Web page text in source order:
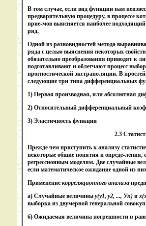
В том случае, если вид функции нам
предварительную процедуру, в процессе
прие-мов выясняется наиболее
ряд.
Одной из разновидностей метода
ряда с целью выяснения некоторых
обязательно преобразования приводят к
подготавливают и облегчают процесс
прогностической экстраполяции. В
следующие три типа дифференциальных
1) Первая производная, или абсолютная
2) Относительный дифференциальный
3) Эластичность функции
2.3
Прежде чем приступить к анализу
некоторые общие понятия и опреде-
регрессионным моделям. Две случайные
если математическое ожидание одной из
Применение корреляционного анализа
а) Случайные величины y(y1, у2, ..., Уn) и x(
выборка из двумерной генеральной
б) Ожидаемая величина погрешности и